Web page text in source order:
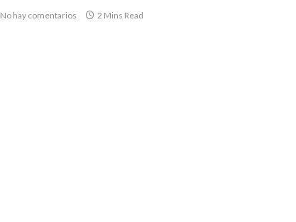
No hay comentarios 2 Mins Read